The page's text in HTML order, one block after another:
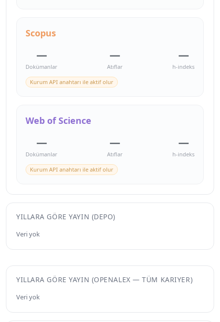
Scopus
—
Dokümanlar
—
Atıflar
—
h-indeks
Kurum API anahtarı ile aktif olur
Web of Science
—
Dokümanlar
—
Atıflar
—
h-indeks
Kurum API anahtarı ile aktif olur
YILLARA GÖRE YAYIN (DEPO)
Veri yok
YILLARA GÖRE YAYIN (OPENALEX — TÜM KARIYER)
Veri yok